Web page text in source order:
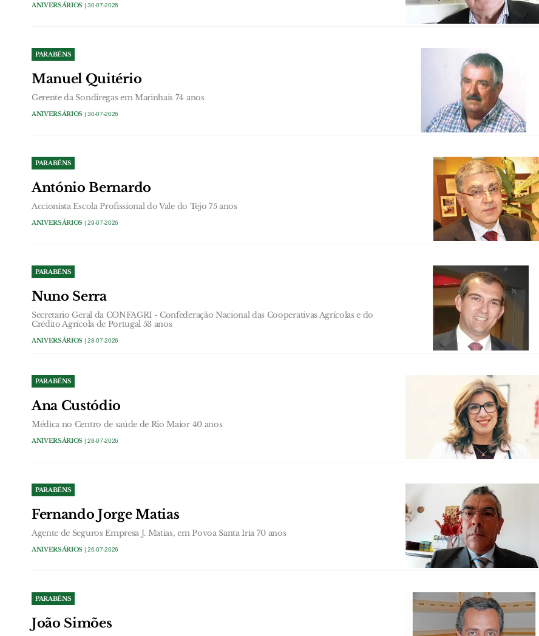
ANIVERSÁRIOS | 30-07-2026
PARABÉNS
Manuel Quitério
Gerente da Sondiregas em Marinhais 74 anos
ANIVERSÁRIOS | 30-07-2026
PARABÉNS
António Bernardo
Accionista Escola Profissional do Vale do Tejo 75 anos
ANIVERSÁRIOS | 29-07-2026
PARABÉNS
Nuno Serra
Secretario Geral da CONFAGRI - Confederação Nacional das Cooperativas Agrícolas e do
Crédito Agrícola de Portugal 53 anos
ANIVERSÁRIOS | 28-07-2026
PARABÉNS
Ana Custódio
Médica no Centro de saúde de Rio Maior 40 anos
ANIVERSÁRIOS | 28-07-2026
PARABÉNS
Fernando Jorge Matias
Agente de Seguros Empresa J. Matias, em Povoa Santa Iria 70 anos
ANIVERSÁRIOS | 26-07-2026
PARABÉNS
João Simões